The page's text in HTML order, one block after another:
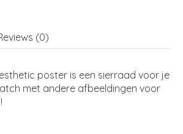
(0)
poster is een sierraad voor je
met andere afbeeldingen voor